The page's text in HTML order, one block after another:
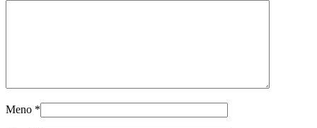
Meno *